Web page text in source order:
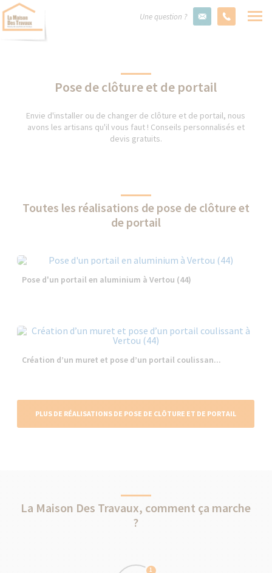
Une question ?
Pose de clôture et de portail
Envie d'installer ou de changer de clôture et de portail, nous
avons les artisans qu'il vous faut ! Conseils personnalisés et
devis gratuits.
Toutes les réalisations de pose de clôture et
de portail
Pose d'un portail en aluminium à Vertou (44)
Création d’un muret et pose d’un portail coulissan...
PLUS DE RÉALISATIONS DE POSE DE CLÔTURE ET DE PORTAIL
La Maison Des Travaux, comment ça marche
?
1